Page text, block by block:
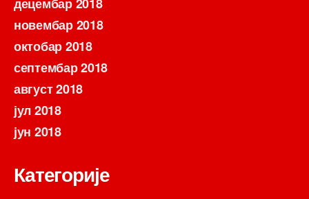
децембар 2018
новембар 2018
октобар 2018
септембар 2018
август 2018
јул 2018
јун 2018
Категорије